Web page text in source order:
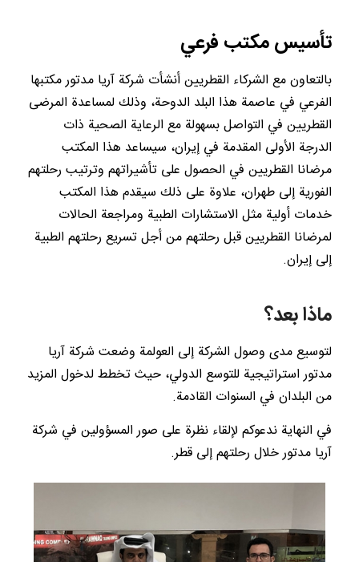
تأسيس مكتب فرعي
بالتعاون مع الشركاء القطريين أنشأت شركة آريا مدتور مكتبها
الفرعي في عاصمة هذا البلد الدوحة، وذلك لمساعدة المرضى
القطريين في التواصل بسهولة مع الرعاية الصحية ذات
الدرجة الأولى المقدمة في إيران، سيساعد هذا المكتب
مرضانا القطريين في الحصول على تأشيراتهم وترتيب رحلتهم
الفورية إلى طهران، علاوة على ذلك سيقدم هذا المكتب
خدمات أولية مثل الاستشارات الطبية ومراجعة الحالات
لمرضانا القطريين قبل رحلتهم من أجل تسريع رحلتهم الطبية
إلى إيران.
ماذا بعد؟
لتوسيع مدى وصول الشركة إلى العولمة وضعت شركة آريا
مدتور استراتيجية للتوسع الدولي، حيث تخطط لدخول المزيد
من البلدان في السنوات القادمة.
في النهاية ندعوكم لإلقاء نظرة على صور المسؤولين في شركة
آريا مدتور خلال رحلتهم إلى قطر.